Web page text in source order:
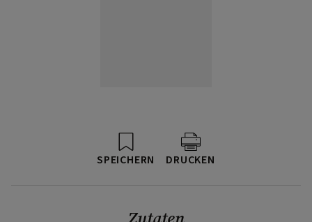
SPEICHERN DRUCKEN